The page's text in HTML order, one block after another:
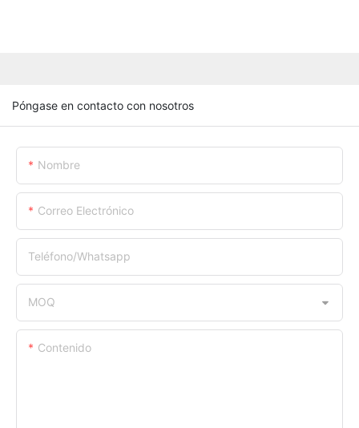
Póngase en contacto con nosotros
Nombre
Correo Electrónico
Teléfono/whatsapp
MOQ
Contenido